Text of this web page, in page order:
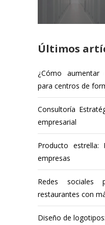
Últimos
¿Cómo aumentar
para centros de
Consultoría
empresarial
Producto estrella:
empresas
Redes sociales
restaurantes con
Diseño de